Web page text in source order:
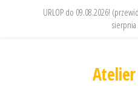
URLOP do 09.08.2026!
sierpnia